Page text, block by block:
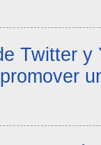
Twitter y